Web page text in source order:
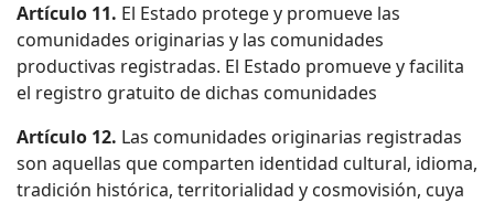
Artículo 11. El Estado protege y promueve las
comunidades originarias y las comunidades
productivas registradas. El Estado promueve y facilita
el registro gratuito de dichas comunidades
Artículo 12. Las comunidades originarias registradas
son aquellas que comparten identidad cultural, idioma,
tradición histórica, territorialidad y cosmovisión, cuya